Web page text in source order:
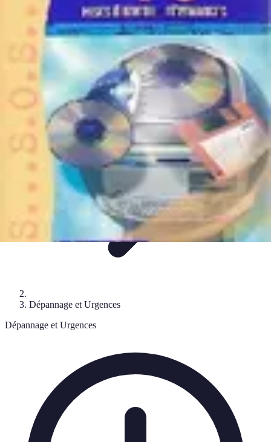
Intervention Plombier
Avis ExpertsProblèmes CommunsComparatifsOutillage
Intervention Plombier
Dépannage et Urgences
Dépannage et Urgences